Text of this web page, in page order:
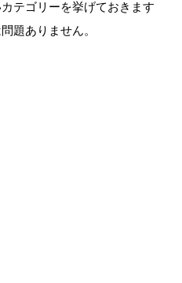
テゴリーを挙げておきます
題ありません。